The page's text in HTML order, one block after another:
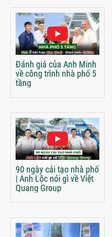
Đánh giá của Anh Minh
về công trình nhà phố 5
tầng
90 ngày cải tạo nhà phố
| Anh Lộc nói gì về Việt
Quang Group